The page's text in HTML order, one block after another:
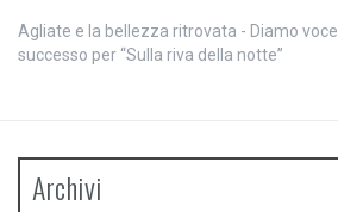
Agliate e la bellezza ritrovata - Diamo
successo per “Sulla riva della notte”
Archivi